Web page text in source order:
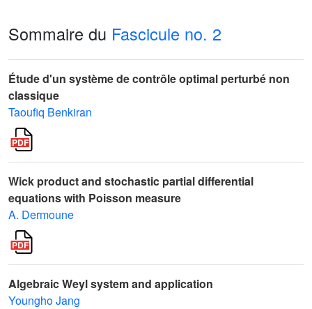
Sommaire du Fascicule no. 2
Étude d'un système de contrôle optimal perturbé non
classique
Taoufiq Benkiran
Wick product and stochastic partial differential
equations with Poisson measure
A. Dermoune
Algebraic Weyl system and application
Youngho Jang